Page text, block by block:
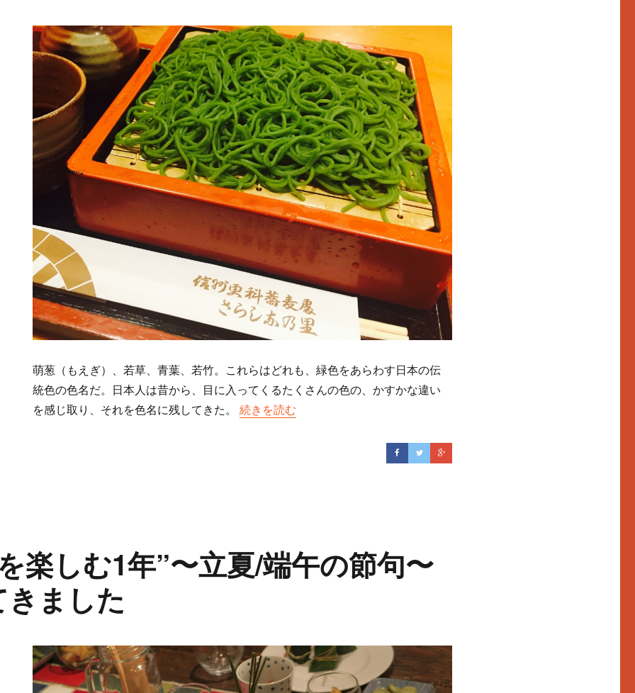
萌葱（もえぎ）、若草、青葉、若竹。これらはどれも、緑色をあらわす日本の伝
統色の色名だ。日本人は昔から、目に入ってくるたくさんの色の、かすかな違い
を感じ取り、それを色名に残してきた。“目で楽しむ初夏の色 茶そば”の
続きを読む
楽しむ1年”〜立夏/端午の節句〜
ました